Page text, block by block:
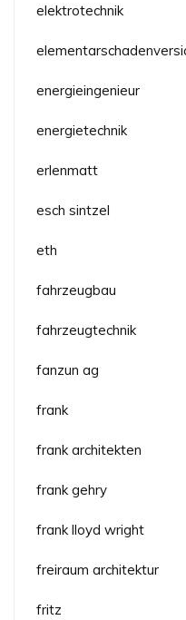
elektrotechnik
energieingenieur
energietechnik
erlenmatt
esch sintzel
eth
fahrzeugbau
fahrzeugtechnik
fanzun ag
frank
frank architekten
frank gehry
frank lloyd wright
freiraum architektur
fritz